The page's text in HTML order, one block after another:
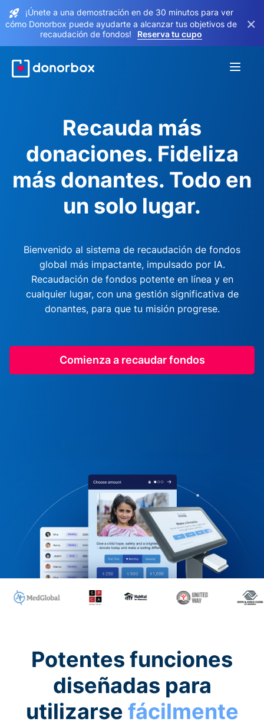
¡Únete a una demostración en de 30 minutos para ver
cómo Donorbox puede ayudarte a alcanzar tus objetivos de
recaudación de fondos!
Reserva tu cupo
×
Recauda más
donaciones. Fideliza
más donantes. Todo en
un solo lugar.
Bienvenido al sistema de recaudación de fondos
global más impactante, impulsado por IA.
Recaudación de fondos potente en línea y en
cualquier lugar, con una gestión significativa de
donantes, para que tu misión progrese.
Comienza a recaudar fondos
Potentes funciones
diseñadas para
utilizarse fácilmente